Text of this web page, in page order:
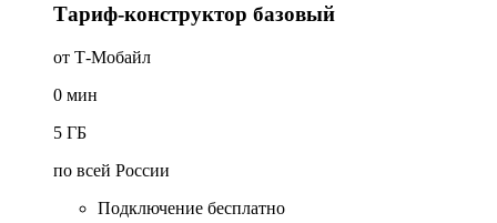
Тариф-конструктор базовый
от Т-Мобайл
0 мин
5 ГБ
по всей России
Подключение бесплатно